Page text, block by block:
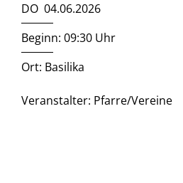
DO 04.06.2026
Beginn: 09:30 Uhr
Ort: Basilika
Veranstalter: Pfarre/Vereine